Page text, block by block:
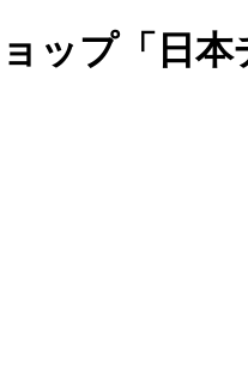
ップ「日本